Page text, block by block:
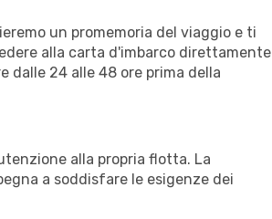
un promemoria del viaggio e ti
alla carta d'imbarco direttamente
dalle 24 alle 48 ore prima della
alla propria flotta. La
a soddisfare le esigenze dei